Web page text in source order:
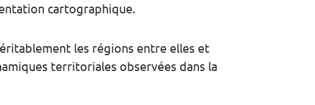
cartographique.
les régions entre elles et
territoriales observées dans la